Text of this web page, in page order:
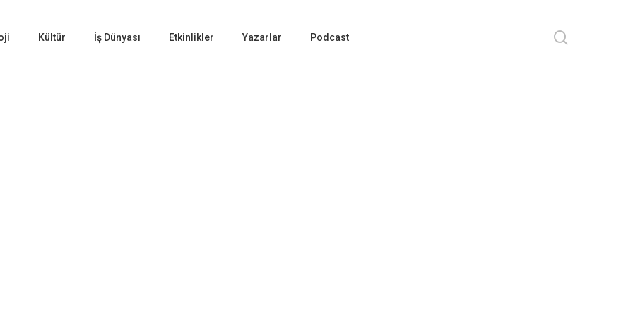
Kültür İş Dünyası Etkinlikler Yazarlar Podcast